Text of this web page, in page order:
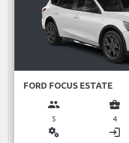
FORD FOCUS ESTATE
group
5
business_center
4
miscellaneous_services login